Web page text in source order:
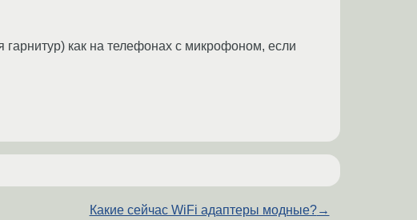
как на телефонах с микрофоном, если
Какие сейчас WiFi адаптеры модные?→